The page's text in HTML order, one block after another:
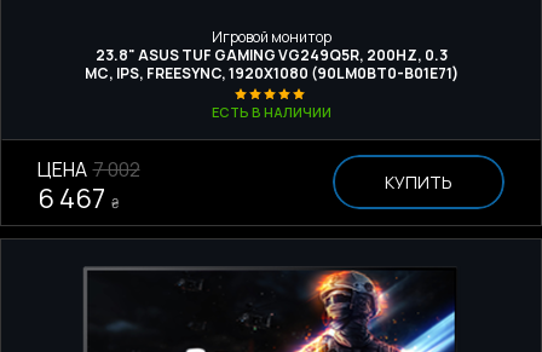
Игровой монитор
23.8" ASUS TUF GAMING VG249Q5R, 200HZ, 0.3
МС, IPS, FREESYNC, 1920Х1080 (90LM0BT0-B01E71)
ЕСТЬ В НАЛИЧИИ
ЦЕНА 7 002
6 467 ₴
КУПИТЬ